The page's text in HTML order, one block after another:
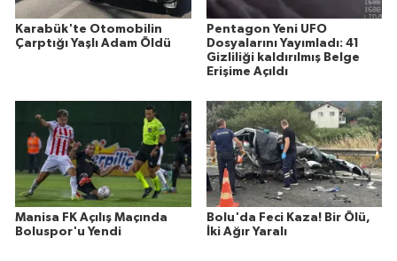
Karabük'te Otomobilin
Çarptığı Yaşlı Adam Öldü
Pentagon Yeni UFO
Dosyalarını Yayımladı: 41
Gizliliği kaldırılmış Belge
Erişime Açıldı
Manisa FK Açılış Maçında
Boluspor'u Yendi
Bolu'da Feci Kaza! Bir Ölü,
İki Ağır Yaralı